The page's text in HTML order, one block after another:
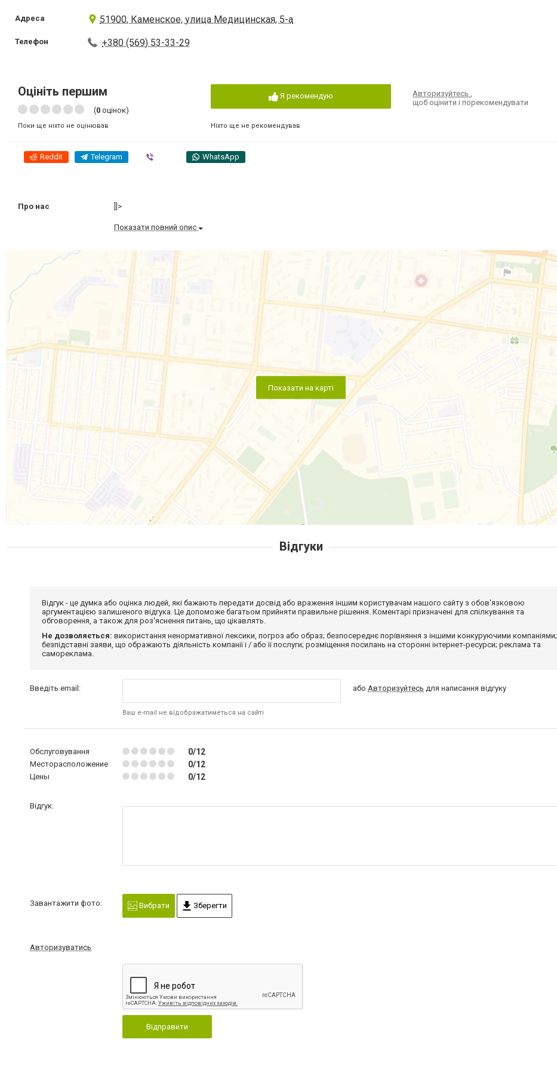
Адреса 51900, Каменское, улица Медицинская, 5-а
Телефон +380 (569) 53-33-29
Оцініть першим
(0 оцінок)
Поки ще ніхто не оцінював
Я рекомендую
Ніхто ще не рекомендував
Авторизуйтесь,
щоб оцінити і порекомендувати
Reddit Telegram WhatsApp
Про нас ]]>
Показати повний опис
Показати на карті
Відгуки
Відгук - це думка або оцінка людей, які бажають передати досвід або враження іншим користувачам нашого сайту з обов'язковою
аргументацією залишеного відгука. Це допоможе багатьом прийняти правильне рішення. Коментарі призначені для спілкування та
обговорення, а також для роз'яснення питань, що цікавлять.
Не дозволяється: використання ненормативної лексики, погроз або образ; безпосереднє порівняння з іншими конкуруючими компаніями;
безпідставні заяви, що ображають діяльність компанії і / або її послуги; розміщення посилань на сторонні інтернет-ресурси; реклама та
самореклама.
Введіть email:
Ваш e-mail не відображатиметься на сайті
або Авторизуйтесь для написання відгуку
Обслуговування 0/12
Месторасположение 0/12
Цены 0/12
Відгук:
Завантажити фото: Вибрати Зберегти
Авторизуватись
Відправити